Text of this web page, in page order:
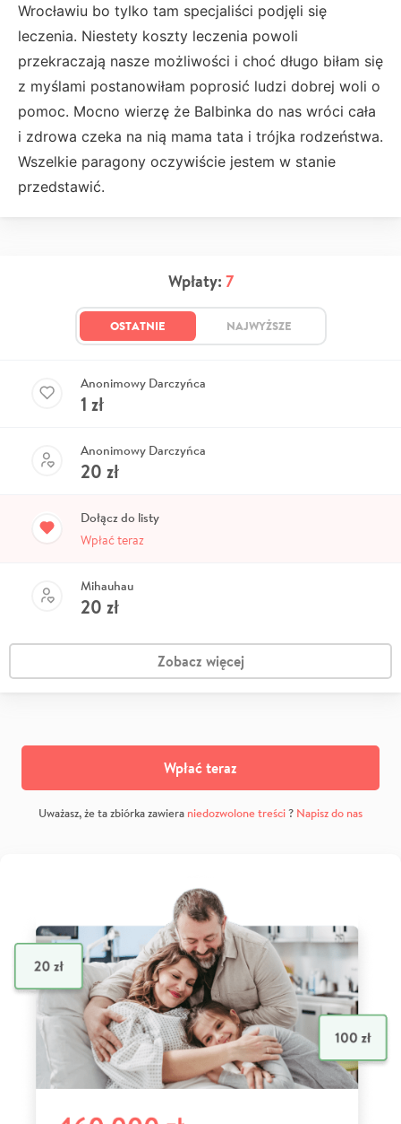
Wrocławiu bo tylko tam specjaliści podjęli się
leczenia. Niestety koszty leczenia powoli
przekraczają nasze możliwości i choć długo biłam się
z myślami postanowiłam poprosić ludzi dobrej woli o
pomoc. Mocno wierzę że Balbinka do nas wróci cała
i zdrowa czeka na nią mama tata i trójka rodzeństwa.
Wszelkie paragony oczywiście jestem w stanie
przedstawić.
Wpłaty: 7
OSTATNIE NAJWYŻSZE
Anonimowy Darczyńca
1 zł
Anonimowy Darczyńca
20 zł
Dołącz do listy
Wpłać teraz
Mihauhau
20 zł
Zobacz więcej
Wpłać teraz
Uważasz, że ta zbiórka zawiera niedozwolone treści? Napisz do nas